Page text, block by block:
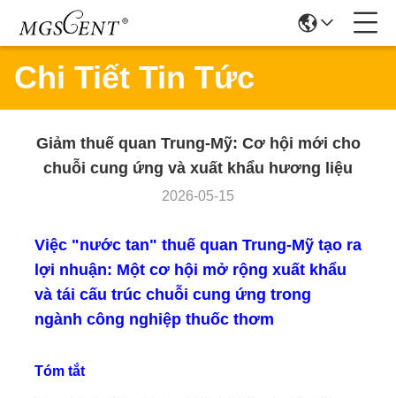
Chi Tiết Tin Tức
Giảm thuế quan Trung-Mỹ: Cơ hội mới cho
chuỗi cung ứng và xuất khẩu hương liệu
2026-05-15
Việc "nước tan" thuế quan Trung-Mỹ tạo ra
lợi nhuận: Một cơ hội mở rộng xuất khẩu
và tái cấu trúc chuỗi cung ứng trong
ngành công nghiệp thuốc thơm
Tóm tắt